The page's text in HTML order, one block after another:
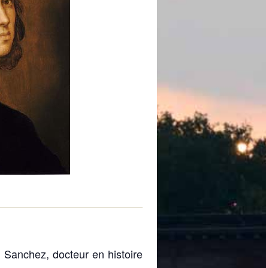
subvention
d’autorisation de tournage
docteur en histoire